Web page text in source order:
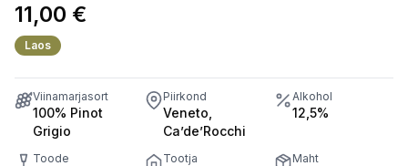
11,00 €
Laos
Viinamarjasort
100% Pinot
Grigio
Piirkond
Veneto,
Ca’de’Rocchi
Alkohol
12,5%
Toode Tootja Maht